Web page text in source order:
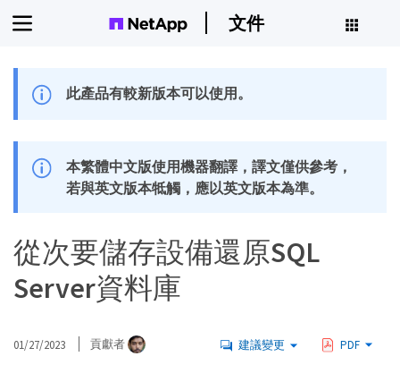
文件
此產品有較新版本可以使用。
本繁體中文版使用機器翻譯，譯文僅供參考，
若與英文版本牴觸，應以英文版本為準。
從次要儲存設備還原SQL
Server資料庫
01/27/2023 貢獻者 建議變更 PDF